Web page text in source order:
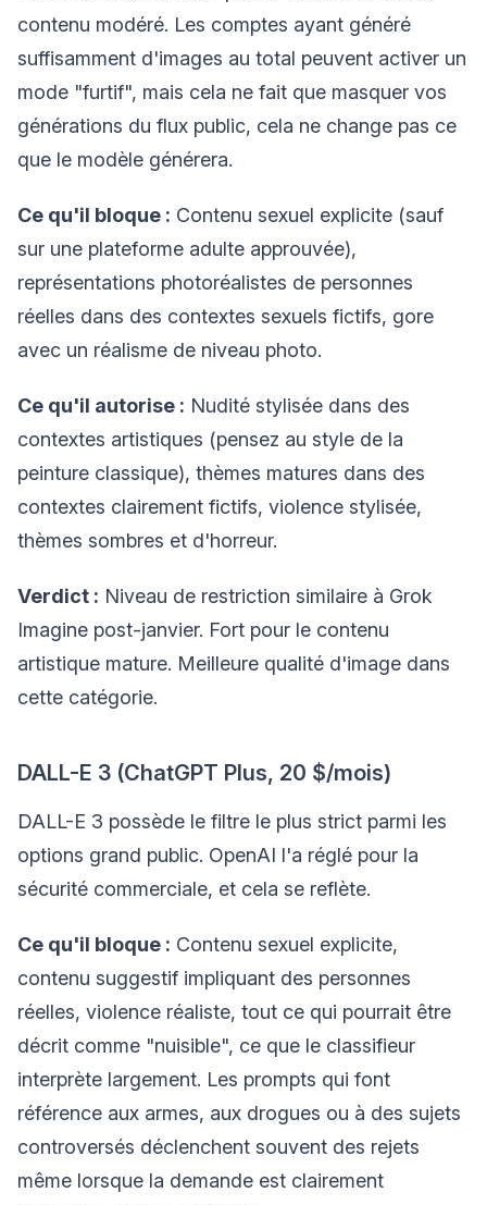
contenu modéré. Les comptes ayant généré
suffisamment d'images au total peuvent activer un
mode "furtif", mais cela ne fait que masquer vos
générations du flux public, cela ne change pas ce
que le modèle générera.
Ce qu'il bloque : Contenu sexuel explicite (sauf
sur une plateforme adulte approuvée),
représentations photoréalistes de personnes
réelles dans des contextes sexuels fictifs, gore
avec un réalisme de niveau photo.
Ce qu'il autorise : Nudité stylisée dans des
contextes artistiques (pensez au style de la
peinture classique), thèmes matures dans des
contextes clairement fictifs, violence stylisée,
thèmes sombres et d'horreur.
Verdict : Niveau de restriction similaire à Grok
Imagine post-janvier. Fort pour le contenu
artistique mature. Meilleure qualité d'image dans
cette catégorie.
DALL-E 3 (ChatGPT Plus, 20 $/mois)
DALL-E 3 possède le filtre le plus strict parmi les
options grand public. OpenAI l'a réglé pour la
sécurité commerciale, et cela se reflète.
Ce qu'il bloque : Contenu sexuel explicite,
contenu suggestif impliquant des personnes
réelles, violence réaliste, tout ce qui pourrait être
décrit comme "nuisible", ce que le classifieur
interprète largement. Les prompts qui font
référence aux armes, aux drogues ou à des sujets
controversés déclenchent souvent des rejets
même lorsque la demande est clairement